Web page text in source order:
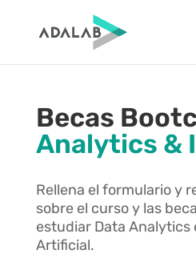
Becas
Analytics &
Rellena el formulario y
sobre el curso y las
estudiar Data Analytics
Artificial.